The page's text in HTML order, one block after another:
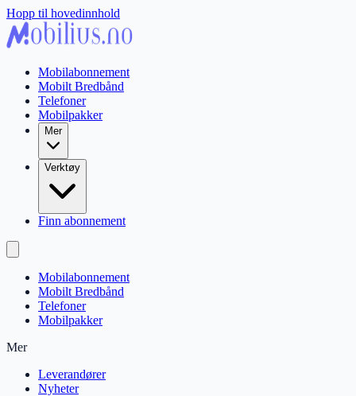
Hopp til hovedinnhold
Mobilabonnement
Mobilt Bredbånd
Telefoner
Mobilpakker
Mer
Verktøy
Finn abonnement
Mobilabonnement
Mobilt Bredbånd
Telefoner
Mobilpakker
Mer
Leverandører
Nyheter